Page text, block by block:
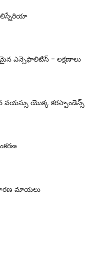
ఎన్సెఫాలిటిస్ - లక్షణాలు
యొక్క కరస్పాండెన్స్
మాయలు